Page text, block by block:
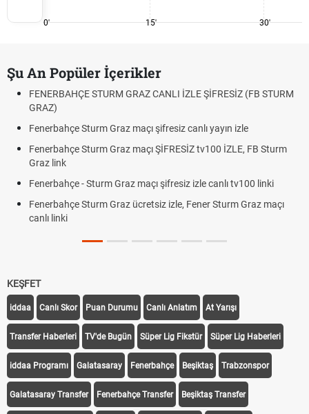
0' 15' 30'
Şu An Popüler İçerikler
FENERBAHÇE STURM GRAZ CANLI İZLE ŞİFRESİZ (FB STURM
GRAZ)
Fenerbahçe Sturm Graz maçı şifresiz canlı yayın izle
Fenerbahçe Sturm Graz maçı ŞİFRESİZ tv100 İZLE, FB Sturm
Graz link
Fenerbahçe - Sturm Graz maçı şifresiz izle canlı tv100 linki
Fenerbahçe Sturm Graz ücretsiz izle, Fener Sturm Graz maçı
canlı linki
KEŞFET
iddaa Canlı Skor Puan Durumu Canlı Anlatım At Yarışı
Transfer Haberleri TV'de Bugün Süper Lig Fikstür Süper Lig Haberleri
iddaa Programı Galatasaray Fenerbahçe Beşiktaş Trabzonspor
Galatasaray Transfer Fenerbahçe Transfer Beşiktaş Transfer